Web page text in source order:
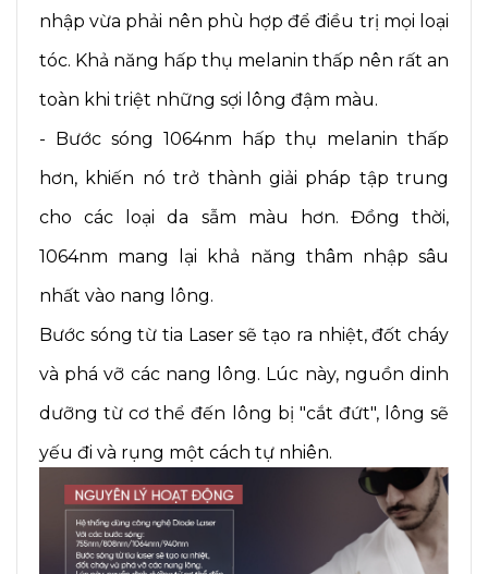
nhập vừa phải nên phù hợp để điều trị mọi loại
tóc. Khả năng hấp thụ melanin thấp nên rất an
toàn khi triệt những sợi lông đậm màu.
- Bước sóng 1064nm hấp thụ melanin thấp
hơn, khiến nó trở thành giải pháp tập trung
cho các loại da sẫm màu hơn. Đồng thời,
1064nm mang lại khả năng thâm nhập sâu
nhất vào nang lông.
Bước sóng từ tia Laser sẽ tạo ra nhiệt, đốt cháy
và phá vỡ các nang lông. Lúc này, nguồn dinh
dưỡng từ cơ thể đến lông bị "cắt đứt", lông sẽ
yếu đi và rụng một cách tự nhiên.